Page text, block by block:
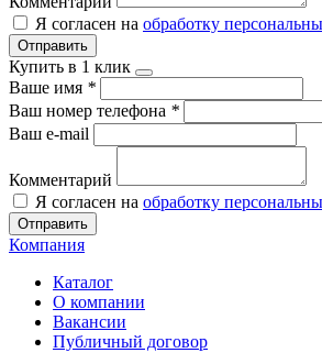
Я согласен на обработку
Отправить
Купить в 1 клик
Ваше имя *
Ваш номер телефона *
Ваш e-mail
Комментарий
Я согласен на обработку
Отправить
Компания
Каталог
О компании
Вакансии
Публичный договор